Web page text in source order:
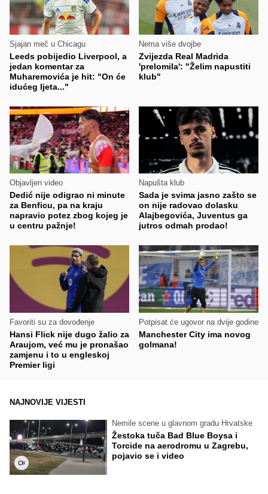
Sjajan meč u Chicagu
Leeds pobijedio Liverpool, a
jedan komentar za
Muharemovića je hit: "On će
idućeg ljeta..."
Nema više dvojbe
Zvijezda Real Madrida
'prelomila': "Želim napustiti
klub"
Objavljen video
Dedić nije odigrao ni minute
za Benficu, pa na kraju
napravio potez zbog kojeg je
u centru pažnje!
Napušta klub
Sada je svima jasno zašto se
on nije radovao dolasku
Alajbegovića, Juventus ga
jutros odmah prodao!
Favoriti su za dovođenje
Hansi Flick nije dugo žalio za
Araujom, već mu je pronašao
zamjenu i to u engleskoj
Premier ligi
Potpisat će ugovor na dvije godine
Manchester City ima novog
golmana!
NAJNOVIJE VIJESTI
Nemile scene u glavnom gradu Hrvatske
Žestoka tuča Bad Blue Boysa i
Torcide na aerodromu u Zagrebu,
pojavio se i video